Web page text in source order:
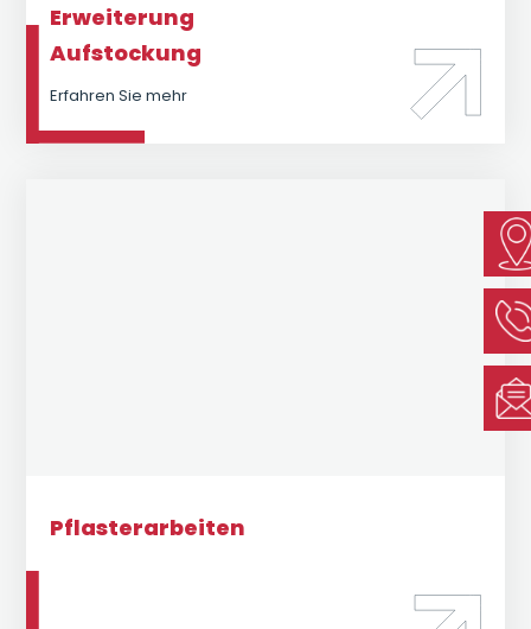
Erweiterung
Aufstockung
Erfahren Sie mehr
Pflasterarbeiten